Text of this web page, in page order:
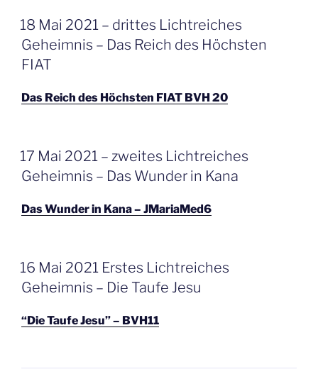
GEPLAATST
OP
18 Mai 2021 – drittes Lichtreiches
Geheimnis – Das Reich des Höchsten
FIAT
Das Reich des Höchsten FIAT BVH 20
GEPLAATST
OP
17 Mai 2021 – zweites Lichtreiches
Geheimnis – Das Wunder in Kana
Das Wunder in Kana – JMariaMed6
GEPLAATST
OP
16 Mai 2021 Erstes Lichtreiches
Geheimnis – Die Taufe Jesu
“Die Taufe Jesu” – BVH11